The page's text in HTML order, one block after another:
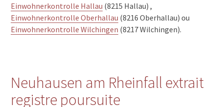
Einwohnerkontrolle Hallau (8215 Hallau) ,
Einwohnerkontrolle Oberhallau (8216 Oberhallau) ou
Einwohnerkontrolle Wilchingen (8217 Wilchingen).
Neuhausen am Rheinfall extrait
registre poursuite